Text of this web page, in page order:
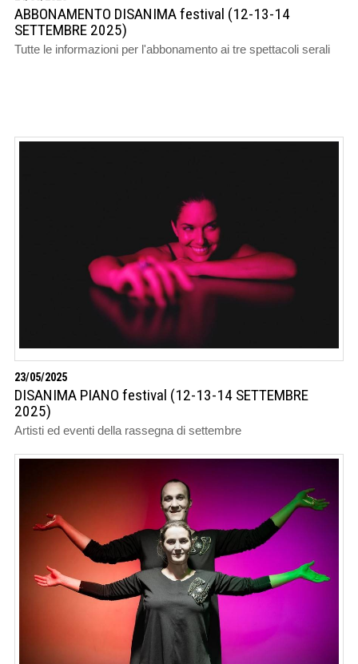
ABBONAMENTO DISANIMA festival (12-13-14
SETTEMBRE 2025)
Tutte le informazioni per l'abbonamento ai tre spettacoli serali
23/05/2025
DISANIMA PIANO festival (12-13-14 SETTEMBRE
2025)
Artisti ed eventi della rassegna di settembre